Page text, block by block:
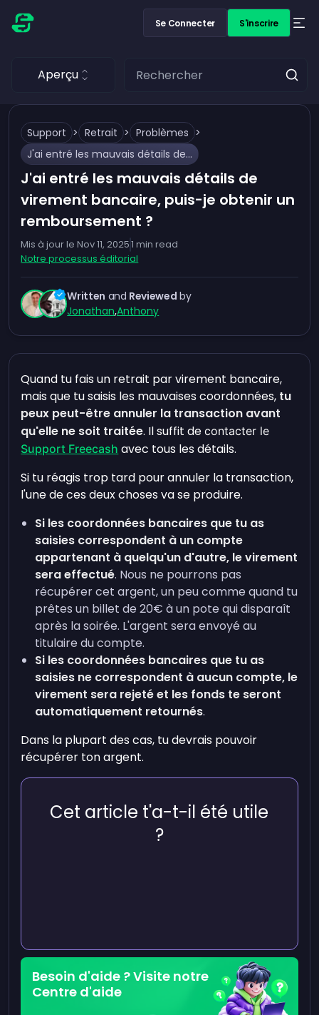
Se Connecter S'inscrire
Aperçu
Support > Retrait > Problèmes >
J'ai entré les mauvais détails de virement bancaire, puis-je obtenir un remboursement ?
J'ai entré les mauvais détails de
virement bancaire, puis-je obtenir un
remboursement ?
Mis à jour le Nov 11, 20251 min read
Notre processus éditorial
Written and Reviewed by
Jonathan,Anthony
Quand tu fais un retrait par virement bancaire,
mais que tu saisis les mauvaises coordonnées, tu
peux peut-être annuler la transaction avant
qu'elle ne soit traitée. Il suffit decontacter le
Support Freecash avec tous les détails.
Si tu réagis trop tard pour annuler la transaction,
l'une de ces deux choses va se produire.
Si les coordonnées bancaires que tu as
saisies correspondent à un compte
appartenant à quelqu'un d'autre, le virement
sera effectué. Nous ne pourrons pas
récupérer cet argent, un peu comme quand tu
prêtes un billet de 20€ à un pote qui disparaît
après la soirée. L'argent sera envoyé au
titulaire du compte.
Si les coordonnées bancaires que tu as
saisies ne correspondent à aucun compte, le
virement sera rejetéet les fonds te seront
automatiquement retournés.
Dans la plupart des cas, tu devrais pouvoir
récupérer ton argent.
Cet article t'a-t-il été utile
?
Besoin d'aide ? Visite notre
Centre d'aide